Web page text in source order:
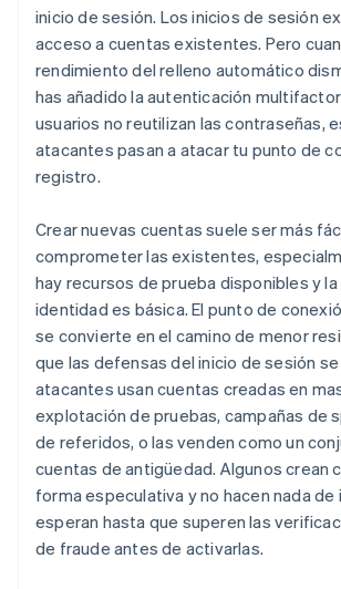
inicio de sesión. Los inicios de sesión
acceso a cuentas existentes. Pero
rendimiento del relleno automático
has añadido la autenticación
usuarios no reutilizan las contraseñas,
atacantes pasan a atacar tu punto de
registro.
Crear nuevas cuentas suele ser más
comprometer las existentes,
hay recursos de prueba disponibles y
identidad es básica. El punto de
se convierte en el camino de menor
que las defensas del inicio de sesión
atacantes usan cuentas creadas en
explotación de pruebas, campañas de
de referidos, o las venden como un
cuentas de antigüedad. Algunos crean
forma especulativa y no hacen nada de
esperan hasta que superen las
de fraude antes de activarlas.